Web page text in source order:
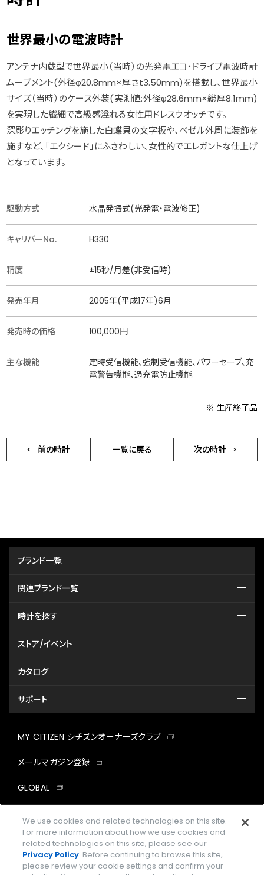
世界最小の電波時計
アンテナ内蔵型で世界最小（当時）の光発電エコ・ドライブ電波時計
ムーブメント(外径φ20.8mm×厚さt3.50mm)を搭載し、世界最小
サイズ（当時）のケース外装(実測値:外径φ28.6mm×総厚8.1mm)
を実現した繊細で高級感溢れる女性用ドレスウオッチです。
深彫りエッチングを施した白蝶貝の文字板や、ベゼル外周に装飾を
施すなど、「エクシード」にふさわしい、女性的でエレガントな仕上げ
となっています。
駆動方式 水晶発振式(光発電・電波修正)
キャリバーNo. H330
精度 ±15秒/月差(非受信時)
発売年月 2005年(平成17年)6月
発売時の価格 100,000円
主な機能
定時受信機能、強制受信機能、パワーセーブ、充
電警告機能、過充電防止機能
※ 生産終了品
前の時計 一覧に戻る 次の時計
ブランド一覧
関連ブランド一覧
時計を探す
ストア/イベント
カタログ
サポート
MY CITIZEN シチズンオーナーズクラブ
メールマガジン登録
GLOBAL
facebookinstagramtwitter
企業情報 ご利用規約
We use cookies and related technologies on this site.
For more information about how we use cookies and
related technologies on this site, please see our
Privacy Policy. Before continuing to browse this site,
please review your cookie settings and confirm your